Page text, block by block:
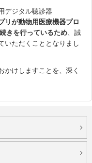
デジタル聴診器
リが動物用医療機器プロ
きを行っているため 、誠
いただくこととなりまし
かけしますことを、深く